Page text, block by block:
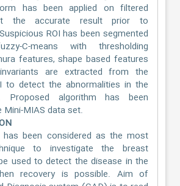
has been applied on filtered
the accurate result prior to
ROI has been segmented
C-means with thresholding
features, shape based features
are extracted from the
to detect the abnormalities in the
Proposed algorithm has been
Mini-MIAS data set.
has been considered as the most
to investigate the breast
used to detect the disease in the
recovery is possible. Aim of